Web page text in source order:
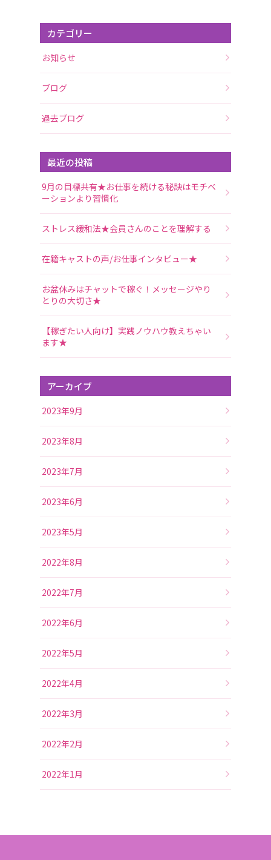
カテゴリー
お知らせ
ブログ
過去ブログ
最近の投稿
9月の目標共有★お仕事を続ける秘訣はモチベ
ーションより習慣化
ストレス緩和法★会員さんのことを理解する
在籍キャストの声/お仕事インタビュー★
お盆休みはチャットで稼ぐ！メッセージやり
とりの大切さ★
【稼ぎたい人向け】実践ノウハウ教えちゃい
ます★
アーカイブ
2023年9月
2023年8月
2023年7月
2023年6月
2023年5月
2022年8月
2022年7月
2022年6月
2022年5月
2022年4月
2022年3月
2022年2月
2022年1月